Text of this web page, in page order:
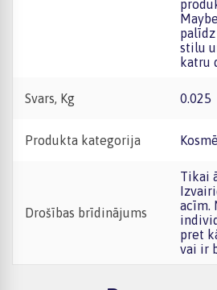
stilu
katru
Svars, Kg 0.025
Produkta kategorija
Drošības brīdinājums
Tikai ārīgai lietošanai.
acīm.
pret
vai ir